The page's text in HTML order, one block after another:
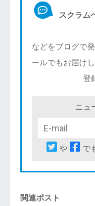
スクラム
などをブログで
ールでもお届け
登
ニュ
や で
関連ポスト